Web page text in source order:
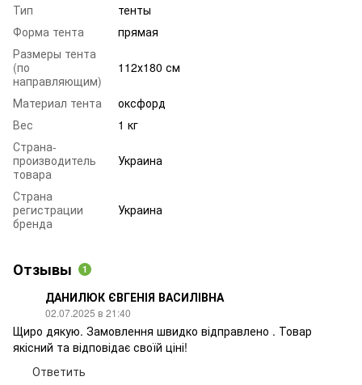
Тип
тенты
Форма тента
прямая
Размеры тента
(по
направляющим)
112х180 см
Материал тента
оксфорд
Вес
1 кг
Страна-
производитель
товара
Украина
Страна
регистрации
бренда
Украина
Отзывы 1
ДАНИЛЮК ЄВГЕНІЯ ВАСИЛІВНА
02.07.2025 в 21:40
Щиро дякую. Замовлення швидко відправлено . Товар
якісний та відповідає своїй ціні!
Ответить